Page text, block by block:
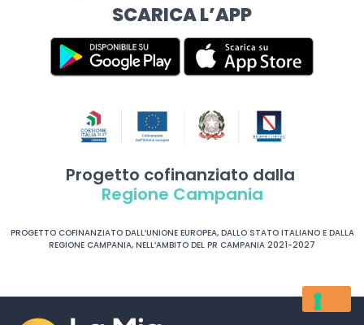
SCARICA L’APP
Progetto cofinanziato dalla
Regione Campania
PROGETTO COFINANZIATO DALL’UNIONE EUROPEA, DALLO STATO ITALIANO E DALLA
REGIONE CAMPANIA, NELL’AMBITO DEL PR CAMPANIA 2021-2027